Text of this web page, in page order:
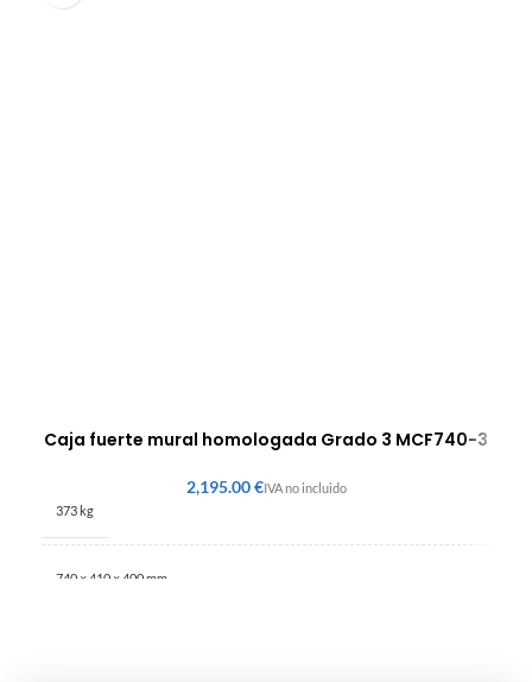
Caja fuerte mural homologada Grado 3 MCF740-3
€
373 kg
740 × 410 × 400 mm